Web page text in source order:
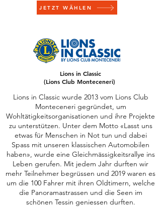
JETZT WÄHLEN
Lions in Classic
(Lions Club Monteceneri)
Lions in Classic wurde 2013 vom Lions Club
Monteceneri gegründet, um
Wohltätigkeitsorganisationen und ihre Projekte
zu unterstützen. Unter dem Motto «Lasst uns
etwas für Menschen in Not tun und dabei
Spass mit unseren klassischen Automobilen
haben», wurde eine Gleichmässigkeitsrallye ins
Leben gerufen. Mit jedem Jahr durften wir
mehr Teilnehmer begrüssen und 2019 waren es
um die 100 Fahrer mit ihren Oldtimern, welche
die Panoramastrassen und die Seen im
schönen Tessin geniessen durften.